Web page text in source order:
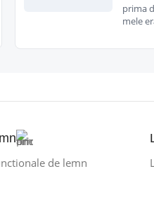
prima
mele
de lemn